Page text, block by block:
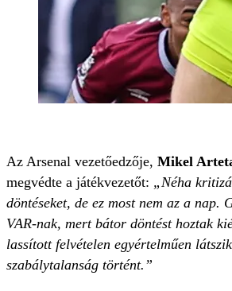
Az Arsenal vezetőedzője, Mikel
megvédte a játékvezetőt: „Néha
döntéseket, de ez most nem az a nap.
VAR-nak, mert bátor döntést hoztak
lassított felvételen egyértelműen
szabálytalanság történt.”